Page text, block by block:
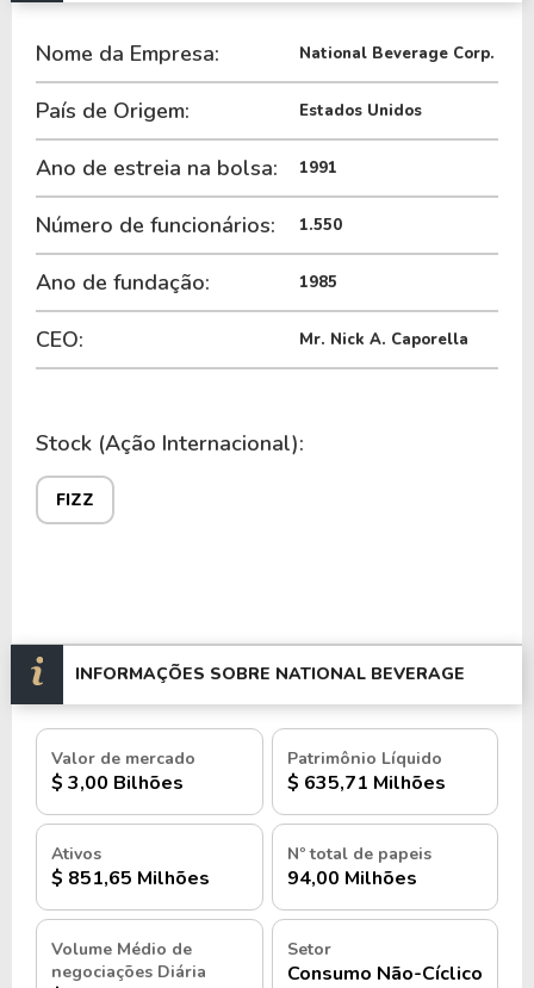
A Empresa é negociada no exterior através do
tickerFIZZ.
Nome da Empresa: National Beverage Corp.
País de Origem: Estados Unidos
Ano de estreia na bolsa: 1991
Número de funcionários: 1.550
Ano de fundação: 1985
CEO: Mr. Nick A. Caporella
Stock (Ação Internacional):
FIZZ
INFORMAÇÕES SOBRE NATIONAL BEVERAGE
Valor de mercado
$ 3,00 Bilhões
Patrimônio Líquido
$ 635,71 Milhões
Ativos
$ 851,65 Milhões
Nº total de papeis
94,00 Milhões
Volume Médio de
negociações Diária
Setor
Consumo Não-Cíclico